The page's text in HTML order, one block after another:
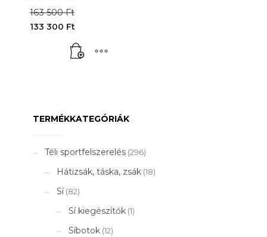
163 500Ft
500 Ft.
133 300 Ft
TERMÉKKATEGÓRIÁK
Téli sportfelszerelés (296)
Hátizsák, táska, zsák (18)
Sí (82)
Sí kiegészítők (1)
Síbotok (12)